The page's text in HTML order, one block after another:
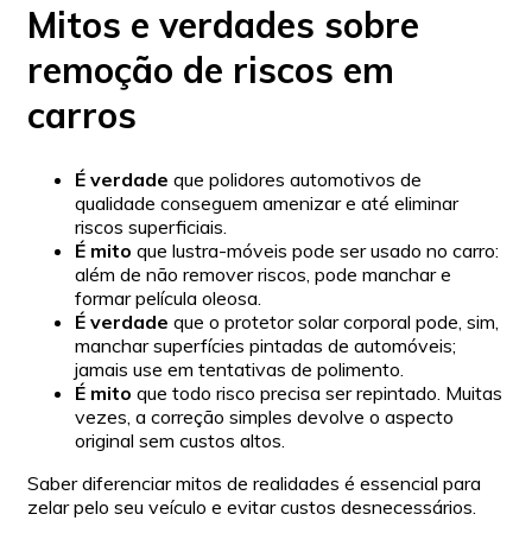
Mitos e verdades sobre
remoção de riscos em
carros
É verdade que polidores automotivos de
qualidade conseguem amenizar e até eliminar
riscos superficiais.
É mito que lustra-móveis pode ser usado no carro:
além de não remover riscos, pode manchar e
formar película oleosa.
É verdade que o protetor solar corporal pode, sim,
manchar superfícies pintadas de automóveis;
jamais use em tentativas de polimento.
É mito que todo risco precisa ser repintado. Muitas
vezes, a correção simples devolve o aspecto
original sem custos altos.
Saber diferenciar mitos de realidades é essencial para
zelar pelo seu veículo e evitar custos desnecessários.